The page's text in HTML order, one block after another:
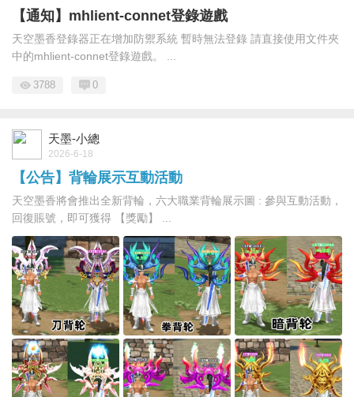
【通知】mhlient-connet登錄遊戲
天空墨香登錄器正在增加防禦系統 暫時無法登錄 請直接使用文件夾
中的mhlient-connet登錄遊戲。 ...
3788 0
天墨-小總
2026-6-18
【公告】背輪展示互動活動
天空墨香將會推出全新背輪，六大職業背輪展示圖 : 參與互動活動，
回復賬號，即可獲得 【獎勵】 ...